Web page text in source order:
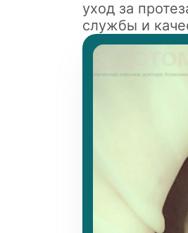
уход за
службы и